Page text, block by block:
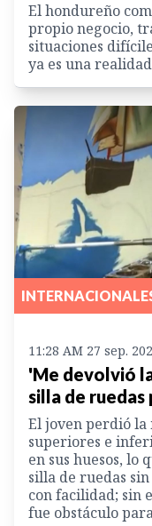
El hondureño
propio negocio,
situaciones
ya es una
11:28 AM 27 sep.
'Me devolvió
silla de ruedas
El joven perdió la
superiores e
en sus huesos, lo
silla de ruedas
con facilidad; sin
fue obstáculo